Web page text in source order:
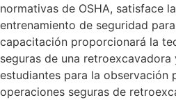
normativas de OSHA, satisface
entrenamiento de seguridad
capacitación proporcionará la
seguras de una
estudiantes para la observación
operaciones seguras de